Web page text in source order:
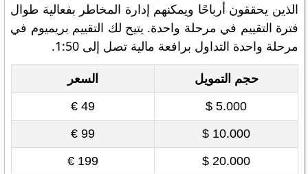
الذين يحققون أرباحًا ويمكنهم إدارة المخاطر بفعالية طوال
فترة التقييم في مرحلة واحدة. يتيح لك التقييم بريميوم في
مرحلة واحدة التداول برافعة مالية تصل إلى 1:50.
حجم التمويل
السعر
5.000 $
49 €
10.000 $
99 €
20.000 $
199 €